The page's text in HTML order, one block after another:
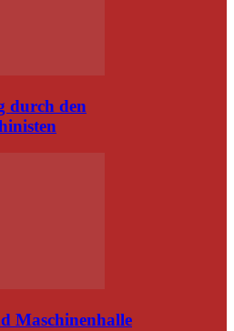
durch den
Maschinenhalle